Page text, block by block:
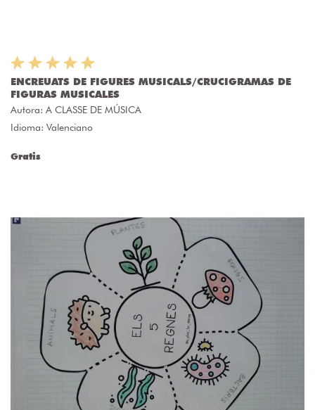
ENCREUATS DE FIGURES MUSICALS/CRUCIGRAMAS DE
FIGURAS MUSICALES
Autora: A CLASSE DE MÚSICA
Idioma: Valenciano
Gratis